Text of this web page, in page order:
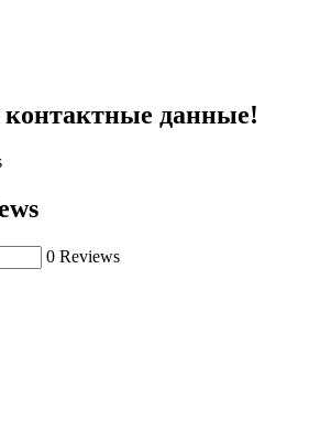
контактные данные!
0 Reviews